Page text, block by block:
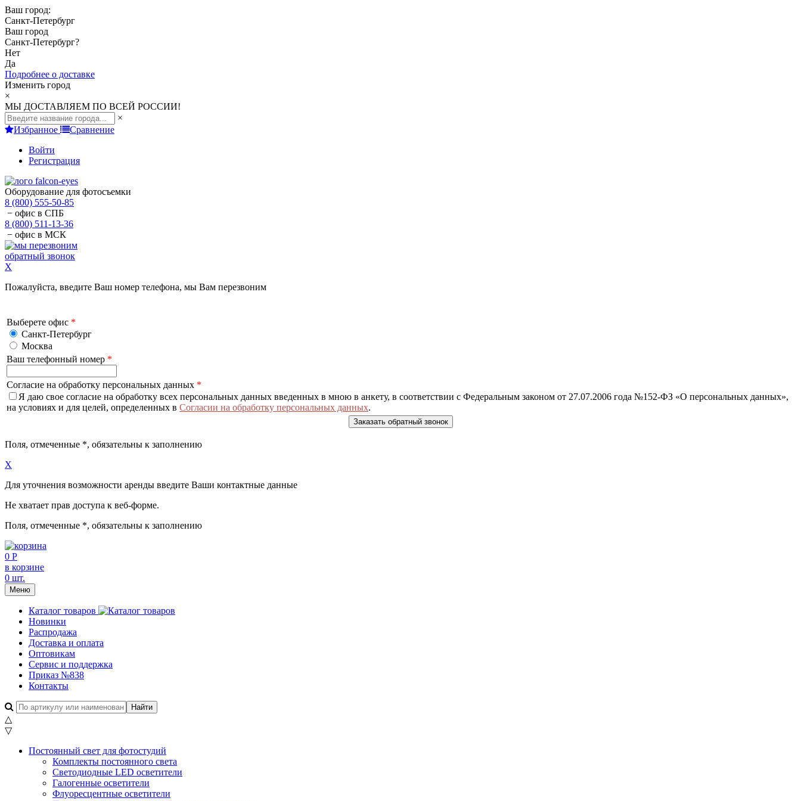
Ваш город:
Санкт-Петербург
Ваш город
Санкт-Петербург?
Нет
Да
Подробнее о доставке
Изменить город
×
МЫ ДОСТАВЛЯЕМ ПО ВСЕЙ РОССИИ!
×
Избранное
Сравнение
Войти
Регистрация
Оборудование для фотосъемки
8 (800) 555-50-85
− офис в СПБ
8 (800) 511-13-36
− офис в МСК
обратный звонок
X
Пожалуйста, введите Ваш номер телефона, мы Вам перезвоним
Выберете офис *
Санкт-Петербург
Москва
Ваш телефонный номер *
Согласие на обработку персональных данных *
Я даю свое согласие на обработку всех персональных данных введенных в мною в анкету, в соответствии с Федеральным законом от 27.07.2006 года №152-ФЗ «О персональных данных»,
на условиях и для целей, определенных в Согласии на обработку персональных данных.
Поля, отмеченные *, обязательны к заполнению
X
Для уточнения возможности аренды введите Ваши контактные данные
Не хватает прав доступа к веб-форме.
Поля, отмеченные *, обязательны к заполнению
0 Р
в корзине
0 шт.
Меню
Каталог товаров
Новинки
Распродажа
Доставка и оплата
Оптовикам
Сервис и поддержка
Приказ №838
Контакты
△
▽
Постоянный свет для фотостудий
Комплекты постоянного света
Светодиодные LED осветители
Галогенные осветители
Флуоресцентные осветители